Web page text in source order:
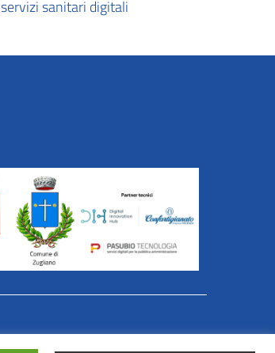
sanitari digitali